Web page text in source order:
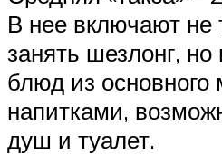
В нее включают не
занять шезлонг, но
блюд из
напитками,
душ и туалет.